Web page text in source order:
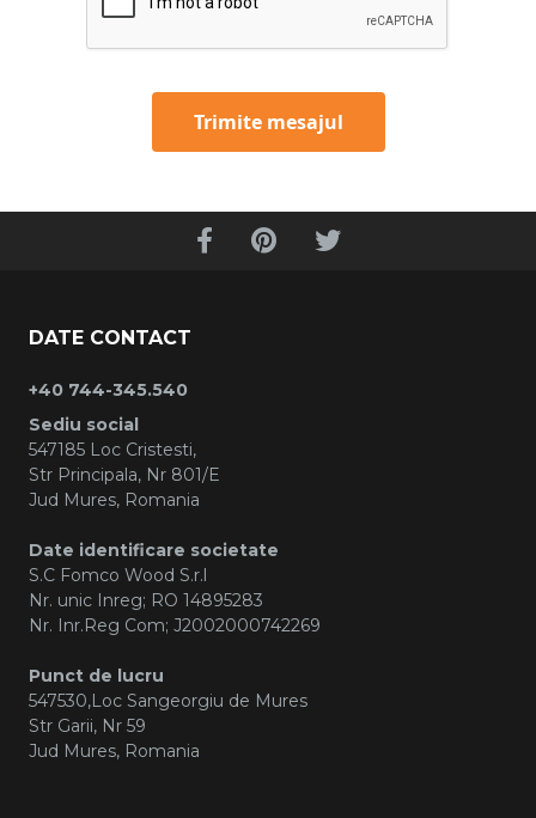
Trimite mesajul
DATE CONTACT
+40 744-345.540
Sediu social
547185 Loc Cristesti,
Str Principala, Nr 801/E
Jud Mures, Romania
Date identificare societate
S.C Fomco Wood S.r.l
Nr. unic Inreg; RO 14895283
Nr. Inr.Reg Com; J2002000742269
Punct de lucru
547530,Loc Sangeorgiu de Mures
Str Garii, Nr 59
Jud Mures, Romania